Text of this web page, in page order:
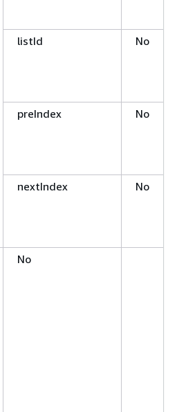
listId No
preIndex No
nextIndex No
No